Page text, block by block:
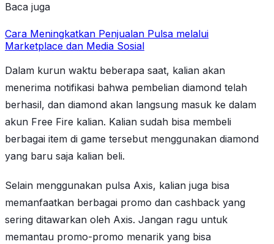
Baca juga
Cara Meningkatkan Penjualan Pulsa melalui
Marketplace dan Media Sosial
Dalam kurun waktu beberapa saat, kalian akan
menerima notifikasi bahwa pembelian diamond telah
berhasil, dan diamond akan langsung masuk ke dalam
akun Free Fire kalian. Kalian sudah bisa membeli
berbagai item di game tersebut menggunakan diamond
yang baru saja kalian beli.
Selain menggunakan pulsa Axis, kalian juga bisa
memanfaatkan berbagai promo dan cashback yang
sering ditawarkan oleh Axis. Jangan ragu untuk
memantau promo-promo menarik yang bisa